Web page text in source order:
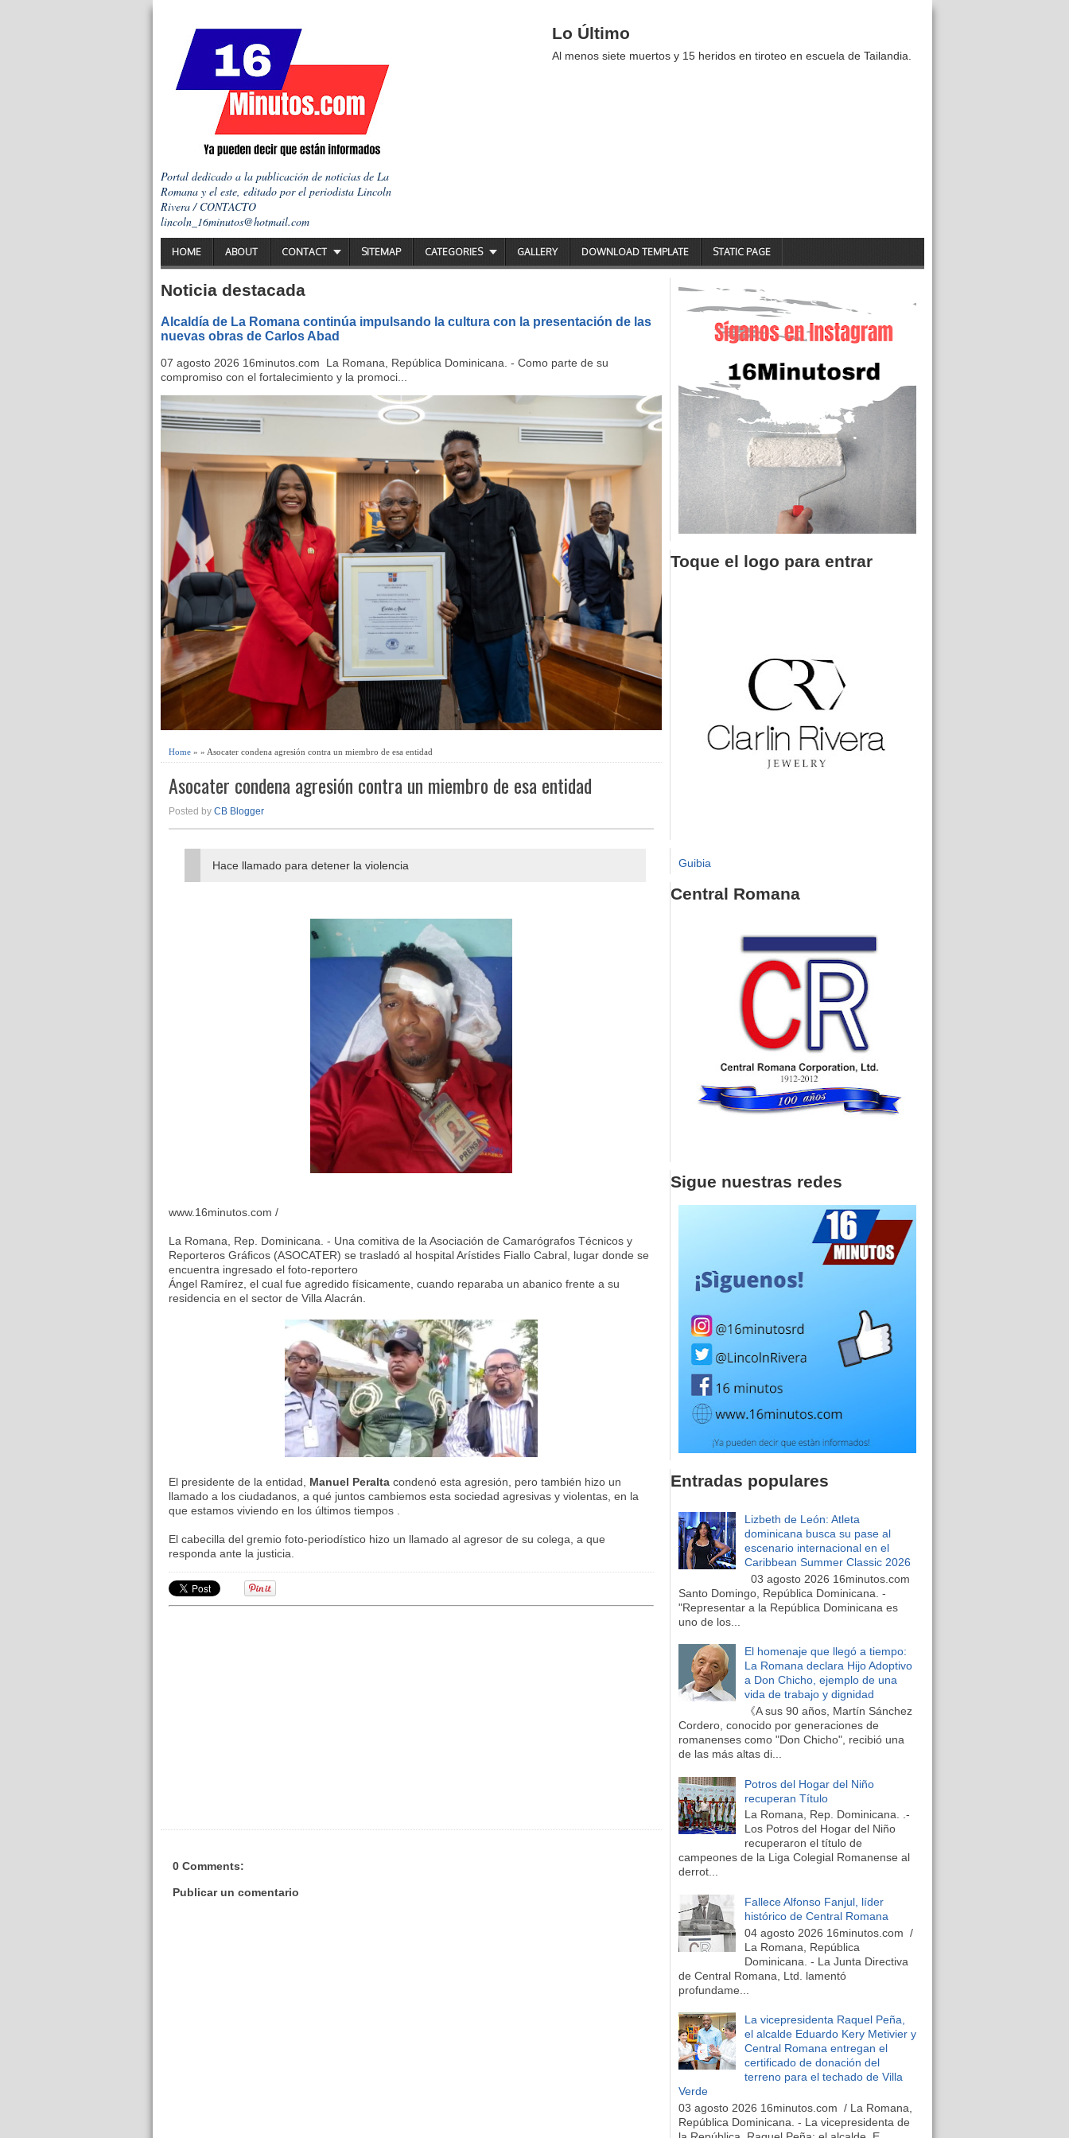
Portal dedicado a la publicación de noticias de La
Romana y el este, editado por el periodista Lincoln
Rivera / CONTACTO
lincoln_16minutos@hotmail.com
Lo Último
Al menos siete muertos y 15 heridos en tiroteo en escuela de Tailandia.
HOME ABOUT CONTACT SITEMAP CATEGORIES GALLERY DOWNLOAD TEMPLATE STATIC PAGE
Noticia destacada
Alcaldía de La Romana continúa impulsando la cultura con la presentación de las
nuevas obras de Carlos Abad
07 agosto 2026 16minutos.com La Romana, República Dominicana. - Como parte de su
compromiso con el fortalecimiento y la promoci...
Home » » Asocater condena agresión contra un miembro de esa entidad
Asocater condena agresión contra un miembro de esa entidad
Posted by CB Blogger
Hace llamado para detener la violencia
www.16minutos.com /
La Romana, Rep. Dominicana. - Una comitiva de la Asociación de Camarógrafos Técnicos y
Reporteros Gráficos (ASOCATER) se trasladó al hospital Arístides Fiallo Cabral, lugar donde se
encuentra ingresado el foto-reportero
Ángel Ramírez, el cual fue agredido físicamente, cuando reparaba un abanico frente a su
residencia en el sector de Villa Alacrán.
El presidente de la entidad, Manuel Peralta condenó esta agresión, pero también hizo un
llamado a los ciudadanos, a qué juntos cambiemos esta sociedad agresivas y violentas, en la
que estamos viviendo en los últimos tiempos .
El cabecilla del gremio foto-periodístico hizo un llamado al agresor de su colega, a que
responda ante la justicia.
0 Comments:
Publicar un comentario
Toque el logo para entrar
Guibia
Central Romana
Sigue nuestras redes
Entradas populares
Lizbeth de León: Atleta
dominicana busca su pase al
escenario internacional en el
Caribbean Summer Classic 2026
03 agosto 2026 16minutos.com
Santo Domingo, República Dominicana. -
"Representar a la República Dominicana es
uno de los...
El homenaje que llegó a tiempo:
La Romana declara Hijo Adoptivo
a Don Chicho, ejemplo de una
vida de trabajo y dignidad
《A sus 90 años, Martín Sánchez
Cordero, conocido por generaciones de
romanenses como "Don Chicho", recibió una
de las más altas di...
Potros del Hogar del Niño
recuperan Título
La Romana, Rep. Dominicana. .-
Los Potros del Hogar del Niño
recuperaron el título de
campeones de la Liga Colegial Romanense al
derrot...
Fallece Alfonso Fanjul, líder
histórico de Central Romana
04 agosto 2026 16minutos.com /
La Romana, República
Dominicana. - La Junta Directiva
de Central Romana, Ltd. lamentó
profundame...
La vicepresidenta Raquel Peña,
el alcalde Eduardo Kery Metivier y
Central Romana entregan el
certificado de donación del
terreno para el techado de Villa
Verde
03 agosto 2026 16minutos.com / La Romana,
República Dominicana. - La vicepresidenta de